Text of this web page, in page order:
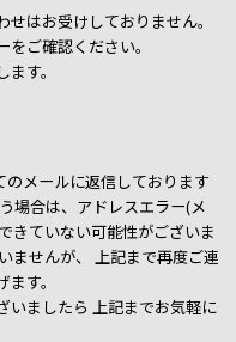
はお受けしておりません。
ご確認ください。
す。
メールに返信しております
場合は、アドレスエラー(メ
きていない可能性がございま
ませんが、 上記まで再度ご連
す。
いましたら上記までお気軽に